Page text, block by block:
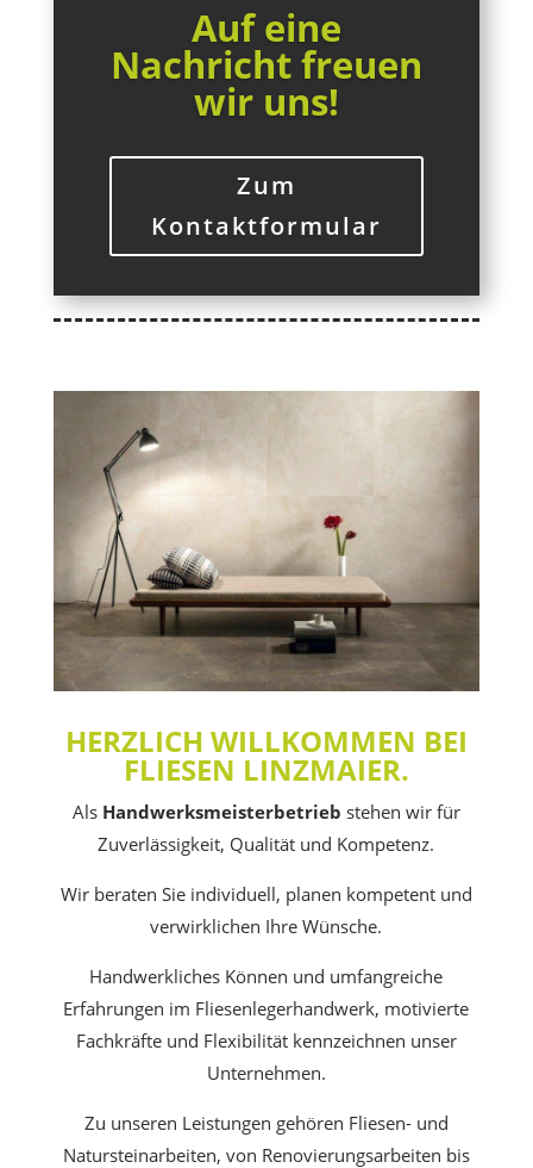
Auf eine
Nachricht freuen
wir uns!
Zum
Kontaktformular
HERZLICH WILLKOMMEN BEI
FLIESEN LINZMAIER.
Als Handwerksmeisterbetrieb stehen wir für
Zuverlässigkeit, Qualität und Kompetenz.
Wir beraten Sie individuell, planen kompetent und
verwirklichen Ihre Wünsche.
Handwerkliches Können und umfangreiche
Erfahrungen im Fliesenlegerhandwerk, motivierte
Fachkräfte und Flexibilität kennzeichnen unser
Unternehmen.
Zu unseren Leistungen gehören Fliesen- und
Natursteinarbeiten, von Renovierungsarbeiten bis